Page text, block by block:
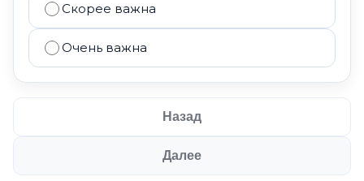
Скорее важна
Очень важна
Назад
Далее